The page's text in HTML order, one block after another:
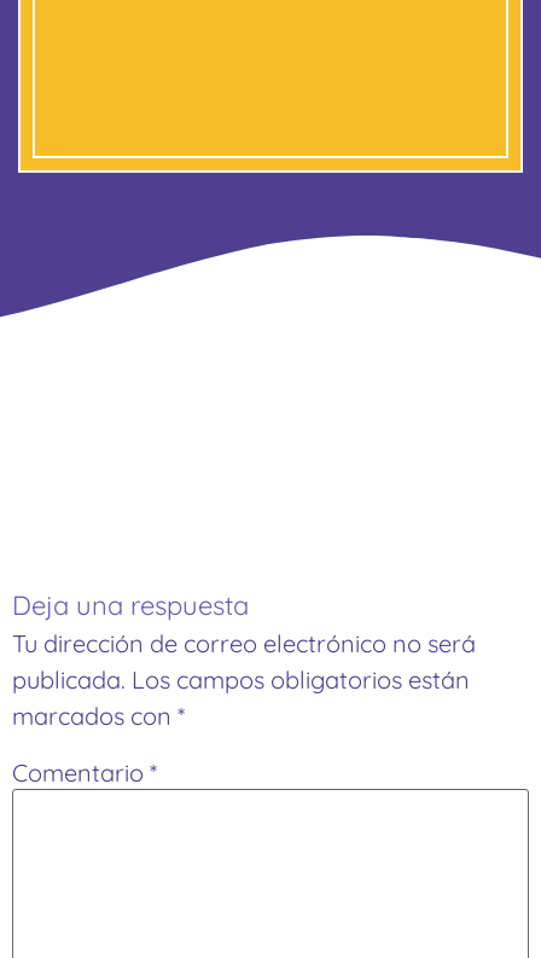
Deja una respuesta
Tu dirección de correo electrónico no será
publicada. Los campos obligatorios están
marcados con *
Comentario *